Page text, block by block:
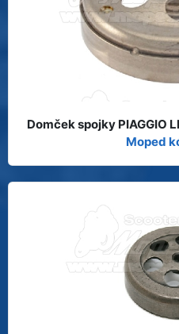
Domček spojky PIAGGIO
Moped